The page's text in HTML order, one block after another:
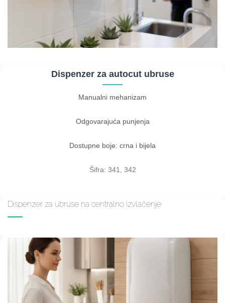
Dispenzer za autocut ubruse
Manualni mehanizam
Odgovarajuća punjenja
Dostupne boje: crna i bijela
Šifra: 341, 342
Dispenzer za ubruse na centralno izvlačenje